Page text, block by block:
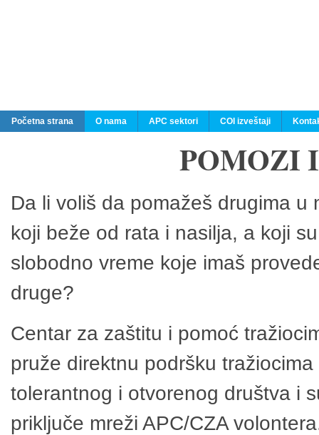
Početna strana O nama APC sektori COI izveštaji
POMOZI
Da li voliš da pomažeš drugima
koji beže od rata i nasilja, a koji
slobodno vreme koje imaš
druge?
Centar za zaštitu i pomoć
pruže direktnu podršku
tolerantnog i otvorenog društva i
priključe mreži APC/CZA